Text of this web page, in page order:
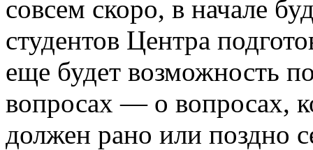
совсем скоро, в начале
студентов Центра
еще будет возможность
вопросах — о вопросах,
должен рано или поздно